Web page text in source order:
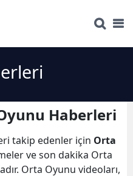
Haberleri
takip edenler için Orta
ve son dakika Orta
Orta Oyunu videoları,